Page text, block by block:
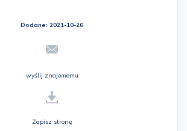
Dodane: 2021-10-26
wyślij znajomemu
Zapisz stronę